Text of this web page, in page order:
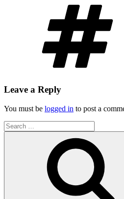
Leave a Reply
You must be logged in to post a
Search
for: